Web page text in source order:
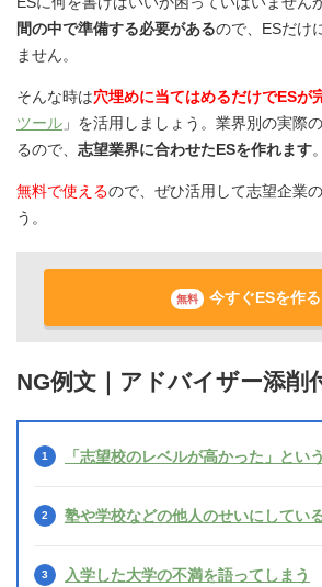
間の中で準備する必要があるので、ESだけ
ません。
そんな時は穴埋めに当てはめるだけでESが
ツール 」を活用しましょう。業界別の実際
るので、 志望業界に合わせたESを作れます。
無料で使えるので、ぜひ活用して志望企業
う。
無料 今すぐESを作る
NG例文｜アドバイザー添削
「志望校のレベルが高かった」とい
塾や学校などの他人のせいにしてい
入学した大学の不満を語ってしまう